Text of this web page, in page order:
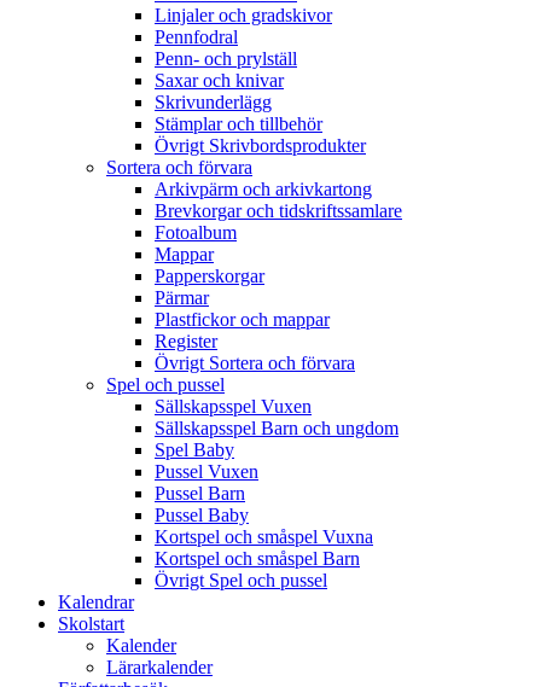
Linjaler och gradskivor
Pennfodral
Penn- och prylställ
Saxar och knivar
Skrivunderlägg
Stämplar och tillbehör
Övrigt Skrivbordsprodukter
Sortera och förvara
Arkivpärm och arkivkartong
Brevkorgar och tidskriftssamlare
Fotoalbum
Mappar
Papperskorgar
Pärmar
Plastfickor och mappar
Register
Övrigt Sortera och förvara
Spel och pussel
Sällskapsspel Vuxen
Sällskapsspel Barn och ungdom
Spel Baby
Pussel Vuxen
Pussel Barn
Pussel Baby
Kortspel och småspel Vuxna
Kortspel och småspel Barn
Övrigt Spel och pussel
Kalendrar
Skolstart
Kalender
Lärarkalender